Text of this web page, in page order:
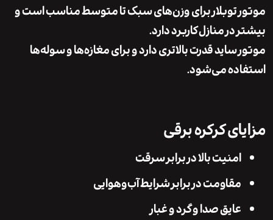
برای وزن‌های سبک تا متوسط مناسب است و
در منازل کاربرد دارد.
سایدقدرت بالاتری دارد و برای مغازه‌ها و سوله‌ها
می‌شود.
کرکره برقی
امنیت بالا در برابر سرقت
مقاومت در برابر شرایط آب‌وهوایی
عایق صدا و گرد و غبار